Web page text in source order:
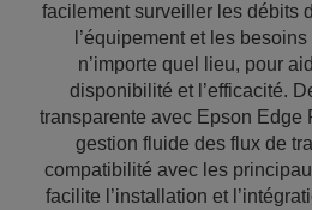
facilement surveiller les débits
l’équipement et les
n’importe quel lieu, pour
disponibilité et l’efficacité.
transparente avec Epson Edge
gestion fluide des flux de
compatibilité avec les
facilite l’installation et